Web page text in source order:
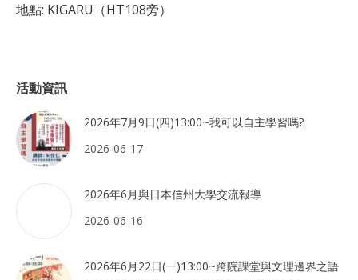
地點: KIGARU（HT108旁）
活動資訊
2026年7月9日(四)13:00~我可以自主學習嗎?
2026-06-17
2026年6月與日本信州大學交流報導
2026-06-16
2026年6月22日(一)13:00~跨院課堂與文理邊界之語